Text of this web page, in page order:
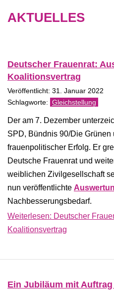
AKTUELLES
Deutscher Frauenrat:
Koalitionsvertrag
Veröffentlicht: 31. Januar 2022
Gleichstellung
Der am 7. Dezember
SPD, Bündnis 90/Die Grünen
frauenpolitischer Erfolg. Er
Deutsche Frauenrat und
weiblichen Zivilgesellschaft
nun veröffentlichte
Nachbesserungsbedarf.
Weiterlesen: Deutscher
Koalitionsvertrag
Ein Jubiläum mit